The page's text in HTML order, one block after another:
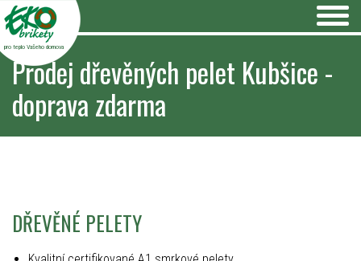
pro teplo Vašeho domova
Prodej dřevěných pelet Kubšice -
doprava zdarma
DŘEVĚNÉ PELETY